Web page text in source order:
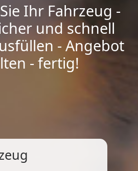
Ihr Fahrzeug -
und schnell
- Angebot
- fertig!